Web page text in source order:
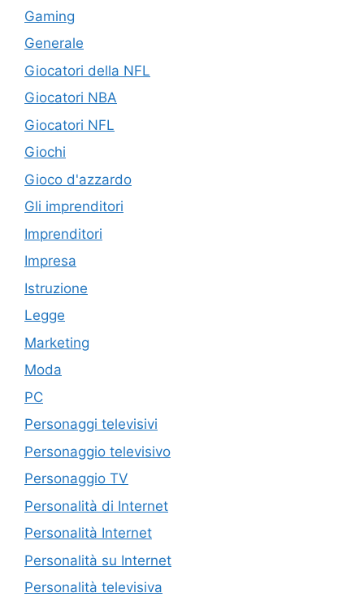
Gaming
Generale
Giocatori della NFL
Giocatori NBA
Giocatori NFL
Giochi
Gioco d'azzardo
Gli imprenditori
Imprenditori
Impresa
Istruzione
Legge
Marketing
Moda
PC
Personaggi televisivi
Personaggio televisivo
Personaggio TV
Personalità di Internet
Personalità Internet
Personalità su Internet
Personalità televisiva